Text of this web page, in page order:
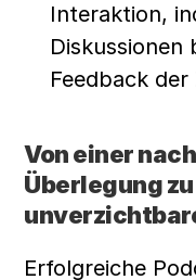
Interaktion,
Diskussionen
Feedback
Von einer
Überlegung
Erfolgreiche